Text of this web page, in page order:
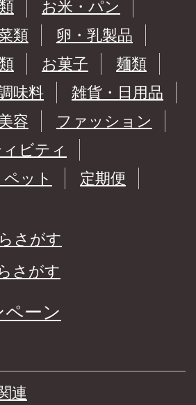
お米・パン
類
卵・乳製品
お菓子
麺類
味料
雑貨・日用品
容
ファッション
ビティ
ット
定期便
さがす
さがす
ーン
連